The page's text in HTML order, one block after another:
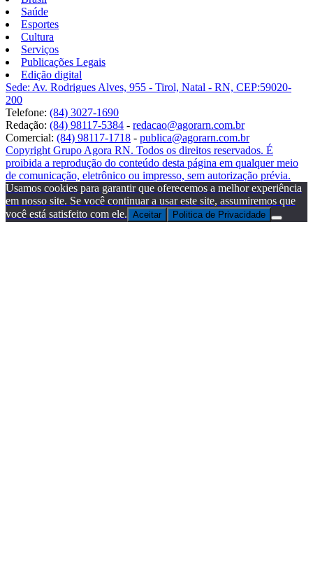
Saúde
Esportes
Cultura
Serviços
Publicações Legais
Edição digital
Sede: Av. Rodrigues Alves, 955 - Tirol, Natal - RN, CEP:59020-
200
Telefone: (84) 3027-1690
Redação: (84) 98117-5384 - redacao@agorarn.com.br
Comercial: (84) 98117-1718 - publica@agorarn.com.br
Copyright Grupo Agora RN. Todos os direitos reservados. É
proibida a reprodução do conteúdo desta página em qualquer meio
de comunicação, eletrônico ou impresso, sem autorização prévia.
Usamos cookies para garantir que oferecemos a melhor experiência
em nosso site. Se você continuar a usar este site, assumiremos que
você está satisfeito com ele. Aceitar Politica de Privacidade